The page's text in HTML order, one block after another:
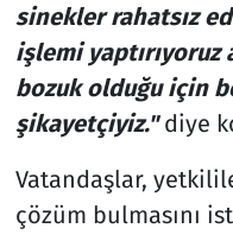
sinekler rahatsız
işlemi yaptırıyoruz
bozuk olduğu için
şikayetçiyiz."diye
Vatandaşlar,
çözüm bulmasını